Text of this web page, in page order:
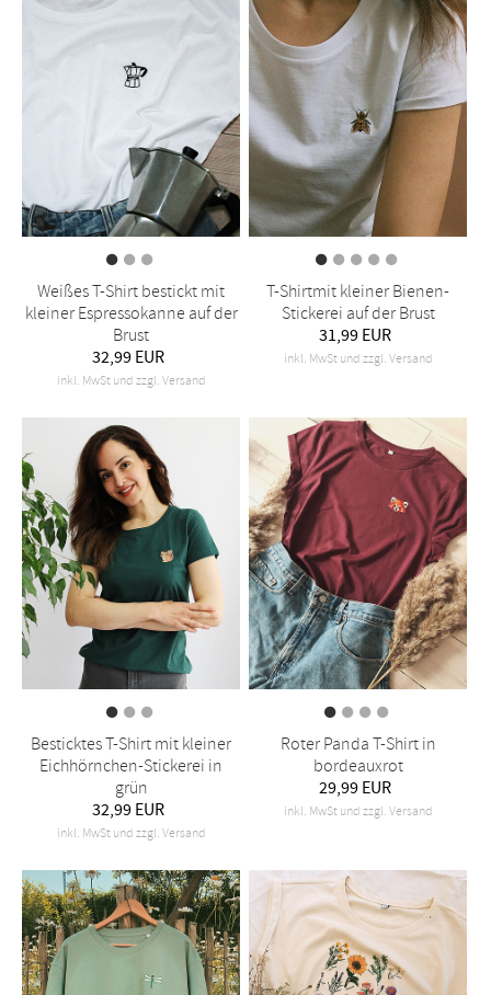
Weißes T-Shirt bestickt mit
kleiner Espressokanne auf der
Brust
32,99 EUR
inkl. MwSt und zzgl. Versand
T-Shirtmit kleiner Bienen-
Stickerei auf der Brust
31,99 EUR
inkl. MwSt und zzgl. Versand
Besticktes T-Shirt mit kleiner
Eichhörnchen-Stickerei in
grün
32,99 EUR
inkl. MwSt und zzgl. Versand
Roter Panda T-Shirt in
bordeauxrot
29,99 EUR
inkl. MwSt und zzgl. Versand